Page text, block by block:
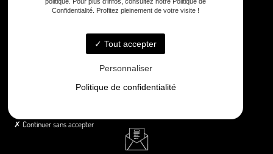
8 rue Principale Le Chiron, 17510 Néré
Confidentialité. Profitez pleinement de votre visite !
Tout accepter
Personnaliser
Politique de confidentialité
Continuer sans accepter